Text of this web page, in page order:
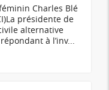
Charles Blé
présidente de
alternative
à l’inv...